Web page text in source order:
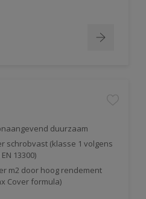
duurzaam
schrobvast (klasse 1 volgens
EN 13300)
m2 door hoog rendement
Cover formula)